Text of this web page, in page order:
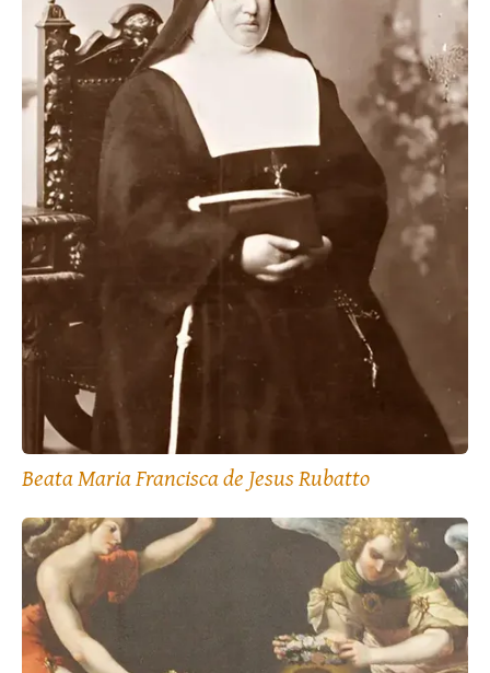
Beata Maria Francisca de Jesus Rubatto